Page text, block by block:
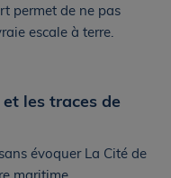
permet de ne pas
escale à terre.
les traces de
évoquer La Cité de